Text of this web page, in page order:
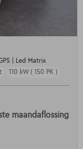
| Led Matrix
110 kW ( 150 PK )
maandaflossing